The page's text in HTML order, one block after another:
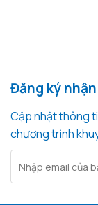
Đăng ký
Cập nhật thông
chương trình